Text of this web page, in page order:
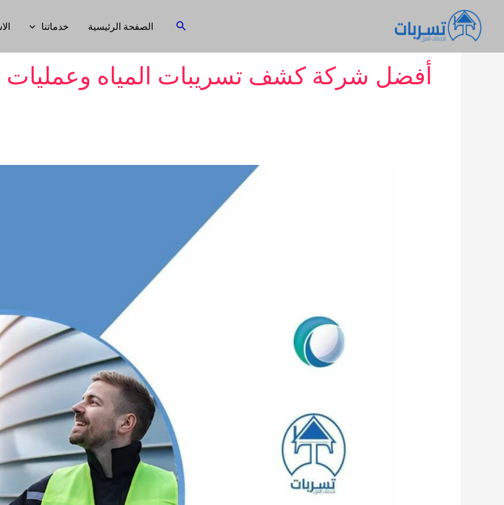
المحتوى
البحث الصفحة الرئيسية خدماتنا
أفضل شركة كشف تسريبات المياه وعمليات